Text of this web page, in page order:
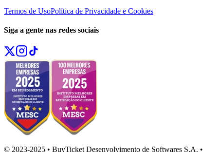
Termos de UsoPolítica de Privacidade e Cookies
Siga a gente nas redes sociais
© 2023-2025 • BuyTicket Desenvolvimento de Softwares S.A. •